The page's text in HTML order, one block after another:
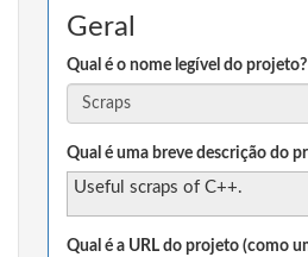
Geral
Qual é o nome legível do projeto?
Qual é uma breve descrição do
Useful scraps of C++.
Qual é a URL do projeto (como